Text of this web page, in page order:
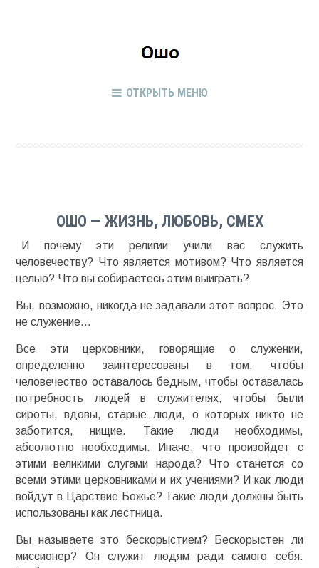
ОТКРЫТЬ МЕНЮ
ОШО — ЖИЗНЬ, ЛЮБОВЬ, СМЕХ
И почему эти религии учили вас служить
человечеству? Что является мотивом? Что является
целью? Что вы собираетесь этим выиграть?
Вы, возможно, никогда не задавали этот вопрос. Это
не служение…
Все эти церковники, говорящие о служении,
определенно заинтересованы в том, чтобы
человечество оставалось бедным, чтобы оставалась
потребность людей в служителях, чтобы были
сироты, вдовы, старые люди, о которых никто не
заботится, нищие. Такие люди необходимы,
абсолютно необходимы. Иначе, что произойдет с
этими великими слугами народа? Что станется со
всеми этими церковниками и их учениями? И как люди
войдут в Царствие Божье? Такие люди должны быть
использованы как лестница.
Вы называете это бескорыстием? Бескорыстен ли
миссионер? Он служит людям ради самого себя.